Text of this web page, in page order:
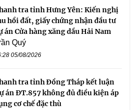
tra tỉnh Hưng Yên: Kiến nghị
hồi đất, giấy chứng nhận đầu tư
án Cửa hàng xăng dầu Hải Nam
Quý
05/08/2026
tra tỉnh Đồng Tháp kết luận
án ĐT.857 không đủ điều kiện áp
cơ chế đặc thù